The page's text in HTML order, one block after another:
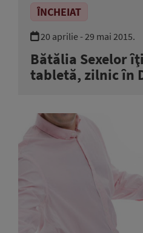
ÎNCHEIAT
20 aprilie - 29 mai 2015.
Bătălia Sexelor
tabletă, zilnic în